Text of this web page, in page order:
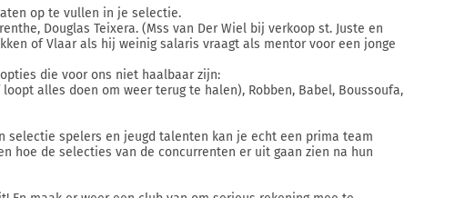
op te vullen in je selectie.
Douglas Teixera. (Mss van Der Wiel bij verkoop st. Juste en
of Vlaar als hij weinig salaris vraagt als mentor voor een jonge
die voor ons niet haalbaar zijn:
alles doen om weer terug te halen), Robben, Babel, Boussoufa,
selectie spelers en jeugd talenten kan je echt een prima team
hoe de selecties van de concurrenten er uit gaan zien na hun